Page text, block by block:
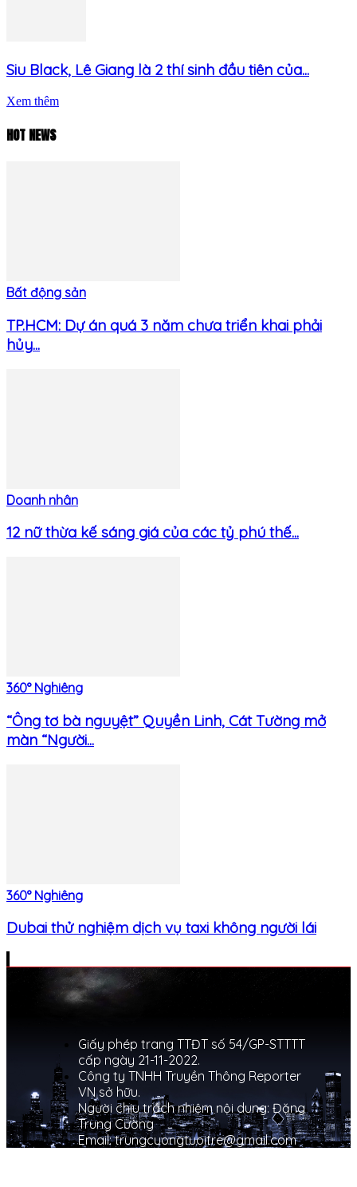
Siu Black, Lê Giang là 2 thí sinh đầu tiên của...
Xem thêm
HOT NEWS
Bất động sản
TP.HCM: Dự án quá 3 năm chưa triển khai phải
hủy...
Doanh nhân
12 nữ thừa kế sáng giá của các tỷ phú thế...
360° Nghiêng
“Ông tơ bà nguyệt” Quyền Linh, Cát Tường mở
màn “Người...
360° Nghiêng
Dubai thử nghiệm dịch vụ taxi không người lái
Giấy phép trang TTĐT số 54/GP-STTTT
cấp ngày 21-11-2022.
Công ty TNHH Truyền Thông Reporter
VN sở hữu.
Người chịu trách nhiệm nội dung: Đặng
Trung Cường
Email: trungcuongtuoitre@gmail.com